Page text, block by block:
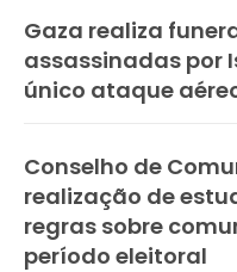
Gaza realiza
assassinadas por
único ataque
Conselho de
realização de
regras sobre
período eleitoral